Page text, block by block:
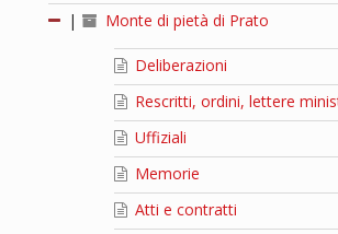
| Monte di pietà di Prato
Deliberazioni
Rescritti, ordini, lettere
Uffiziali
Memorie
Atti e contratti